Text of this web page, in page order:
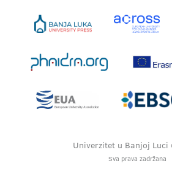
Univerzitet u Banjoj
Sva prava zadržana